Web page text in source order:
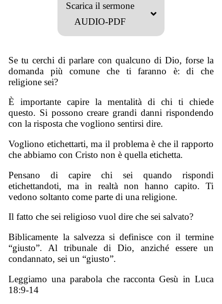
Scarica il sermone
AUDIO-PDF
Se tu cerchi di parlare con qualcuno di Dio, forse la
domanda più comune che ti faranno è: di che
religione sei?
È importante capire la mentalità di chi ti chiede
questo. Si possono creare grandi danni rispondendo
con la risposta che vogliono sentirsi dire.
Vogliono etichettarti, ma il problema è che il rapporto
che abbiamo con Cristo non è quella etichetta.
Pensano di capire chi sei quando rispondi
etichettandoti, ma in realtà non hanno capito. Ti
vedono soltanto come parte di una religione.
Il fatto che sei religioso vuol dire che sei salvato?
Biblicamente la salvezza si definisce con il termine
“giusto”. Al tribunale di Dio, anziché essere un
condannato, sei un “giusto”.
Leggiamo una parabola che racconta Gesù in Luca
18:9-14